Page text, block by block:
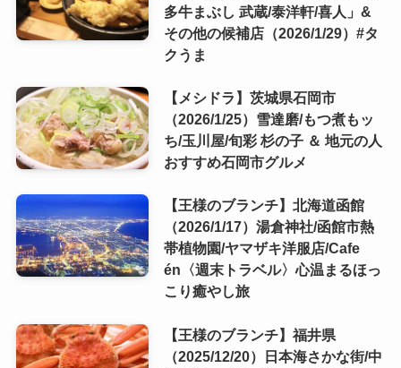
多牛まぶし 武蔵/泰洋軒/喜人」&
その他の候補店（2026/1/29）#タ
クうま
【メシドラ】茨城県石岡市
（2026/1/25）雪達磨/もつ煮もッ
ち/玉川屋/旬彩 杉の子 ＆ 地元の人
おすすめ石岡市グルメ
【王様のブランチ】北海道函館
（2026/1/17）湯倉神社/函館市熱
帯植物園/ヤマザキ洋服店/Cafe
én〈週末トラベル〉心温まるほっ
こり癒やし旅
【王様のブランチ】福井県
（2025/12/20）日本海さかな街/中